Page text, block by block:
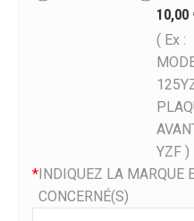
10,00
( Ex :
YZF )
*INDIQUEZ LA MARQUE
CONCERNÉ(S)